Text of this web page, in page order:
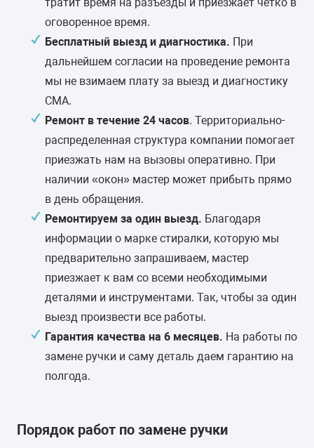
оговоренное время.
Бесплатный выезд и диагностика. При
дальнейшем согласии на проведение ремонта
мы не взимаем плату за выезд и диагностику
СМА.
Ремонт в течение 24 часов. Территориально-
распределенная структура компании помогает
приезжать нам на вызовы оперативно. При
наличии «окон» мастер может прибыть прямо
в день обращения.
Ремонтируем за один выезд. Благодаря
информации о марке стиралки, которую мы
предварительно запрашиваем, мастер
приезжает к вам со всеми необходимыми
деталями и инструментами. Так, чтобы за один
выезд произвести все работы.
Гарантия качества на 6 месяцев. На работы по
замене ручки и саму деталь даем гарантию на
полгода.
Порядок работ по замене ручки